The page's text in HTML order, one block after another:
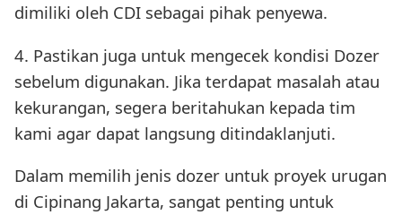
dimiliki oleh CDI sebagai pihak penyewa.
4. Pastikan juga untuk mengecek kondisi Dozer
sebelum digunakan. Jika terdapat masalah atau
kekurangan, segera beritahukan kepada tim
kami agar dapat langsung ditindaklanjuti.
Dalam memilih jenis dozer untuk proyek urugan
di Cipinang Jakarta, sangat penting untuk